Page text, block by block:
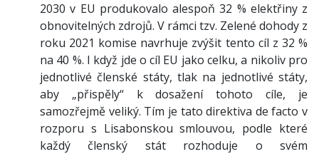
2030 v EU produkovalo alespoň 32 % elektřiny z
obnovitelných zdrojů. V rámci tzv. Zelené dohody z
roku 2021 komise navrhuje zvýšit tento cíl z 32 %
na 40 %. I když jde o cíl EU jako celku, a nikoliv pro
jednotlivé členské státy, tlak na jednotlivé státy,
aby „přispěly“ k dosažení tohoto cíle, je
samozřejmě veliký. Tím je tato direktiva de facto v
rozporu s Lisabonskou smlouvou, podle které
každý členský stát rozhoduje o svém